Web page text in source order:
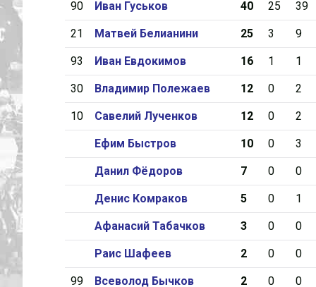
90 Иван Гуськов 40 25 39
21 Матвей Белианини 25 3 9
93 Иван Евдокимов 16 1 1
30 Владимир Полежаев 12 0 2
10 Савелий Лученков 12 0 2
Ефим Быстров 10 0 3
Данил Фёдоров 7 0 0
Денис Комраков 5 0 1
Афанасий Табачков 3 0 0
Раис Шафеев 2 0 0
99 Всеволод Бычков 2 0 0